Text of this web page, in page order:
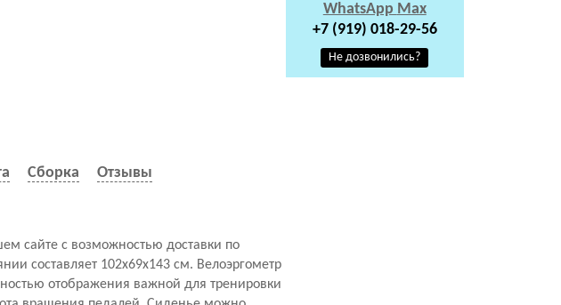
Сборка Отзывы
сайте с возможностью доставки по
составляет 102x69x143 см. Велоэргометр
отображения важной для тренировки
WhatsApp Max
+7 (919) 018-29-56
Не дозвонились?